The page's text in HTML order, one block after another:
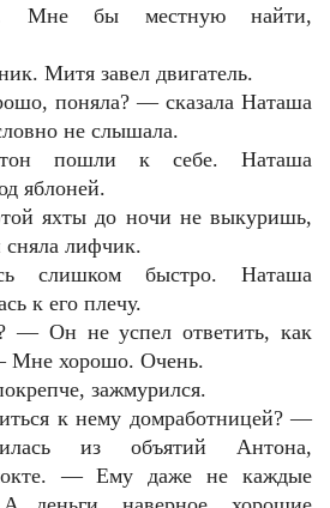
Мне бы местную найти,
Митя завел двигатель.
поняла? — сказала Наташа
не слышала.
пошли к себе. Наташа
яблоней.
яхты до ночи не выкуришь,
лифчик.
слишком быстро. Наташа
к его плечу.
— Он не успел ответить, как
Мне хорошо. Очень.
зажмурился.
к нему домработницей? —
из объятий Антона,
— Ему даже не каждые